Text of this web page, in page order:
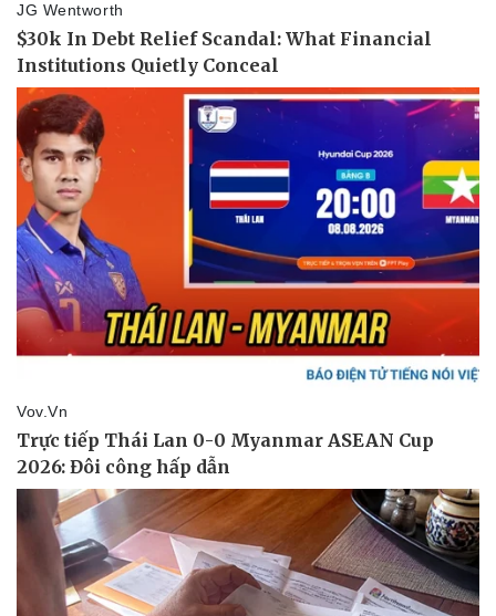
Vụ án
Tin nóng
Tư vấn luật
Quân sự - Quốc phòng
Việt Nam